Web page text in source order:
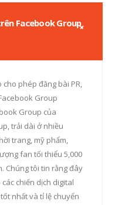
Facebook Group
phép đăng bài PR,
Group
Group của
trải dài ở nhiều
trang, mỹ phẩm,
fan tối thiểu 5,000
Chúng tôi tin rằng đây
chiến dịch digital
nhất và tỉ lệ chuyển